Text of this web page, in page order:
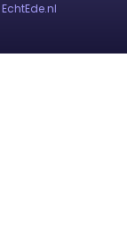
EchtEde.nl